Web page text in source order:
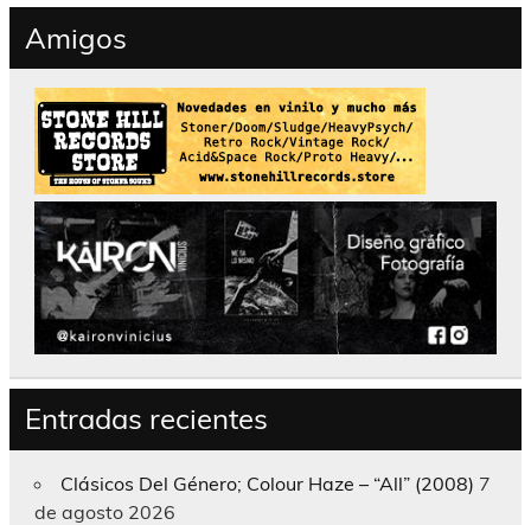
Amigos
Entradas recientes
Clásicos Del Género; Colour Haze – “All” (2008) 7
de agosto 2026